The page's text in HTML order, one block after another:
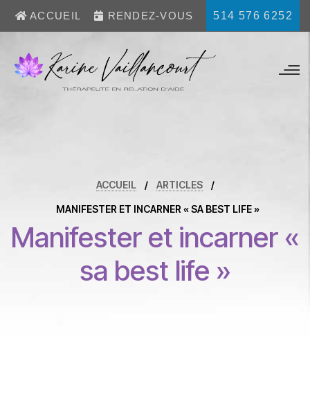
ACCUEIL RENDEZ-VOUS 514 576 6252
ACCUEIL / ARTICLES /
MANIFESTER ET INCARNER « SA BEST LIFE »
Manifester et incarner «
sa best life »